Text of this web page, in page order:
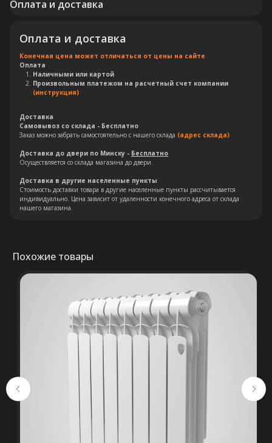
Оплата и доставка
Оплата и доставка
Конечная цена может отличаться от цены на сайте
Оплата
Наличными или картой
Произвольным платежом на расчетный счет компании
(инструкция)
Доставка
Самовывоз со склада - Бесплатно
Заказ можно забрать самостоятельно с нашего склада (адрес склада)
Доставка до двери по Минску - Бесплатно
Осуществляется со склада магазина до двери.
Доставка в другие населенные пункты
Стоимость доставки товара в другие населенные пункты рассчитывается
индивидуально. Цена зависит от удаленности конечного адреса от склада
нашего магазина.
Похожие товары
Остались вопросы?
Оставьте свои контакты. Наш
специалист свяжется с Вами в
кратчайшие сроки. Мы знаем
насколько важно сделать
правильный выбор.
Консультация